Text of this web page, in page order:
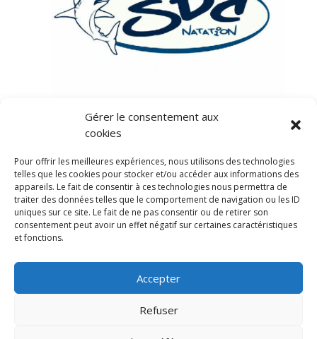
Gérer le consentement aux
cookies
Pour offrir les meilleures expériences, nous utilisons des technologies
telles que les cookies pour stocker et/ou accéder aux informations des
appareils. Le fait de consentir à ces technologies nous permettra de
traiter des données telles que le comportement de navigation ou les ID
uniques sur ce site. Le fait de ne pas consentir ou de retirer son
consentement peut avoir un effet négatif sur certaines caractéristiques
et fonctions.
Accepter
Refuser